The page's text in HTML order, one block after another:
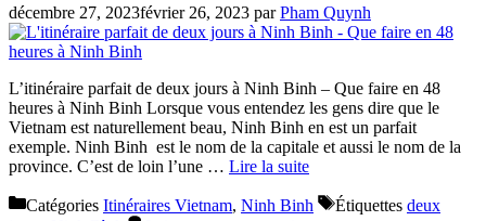
décembre 27, 2023février 26, 2023 parPham Quynh
L’itinéraire parfait de deux jours à Ninh Binh – Que faire en 48
heures à Ninh Binh Lorsque vous entendez les gens dire que le
Vietnam est naturellement beau, Ninh Binh en est un parfait
exemple. Ninh Binh est le nom de la capitale et aussi le nom de la
province. C’est de loin l’une … Lire la suite
Catégories Itinéraires Vietnam, Ninh Binh Étiquettes deux